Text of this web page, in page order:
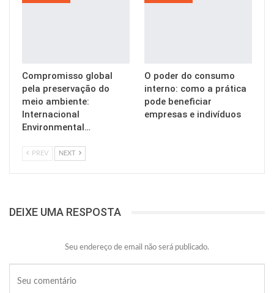
Compromisso global
pela preservação do
meio ambiente:
Internacional
Environmental…
O poder do consumo
interno: como a prática
pode beneficiar
empresas e indivíduos
PREV NEXT
DEIXE UMA RESPOSTA
Seu endereço de email não será publicado.